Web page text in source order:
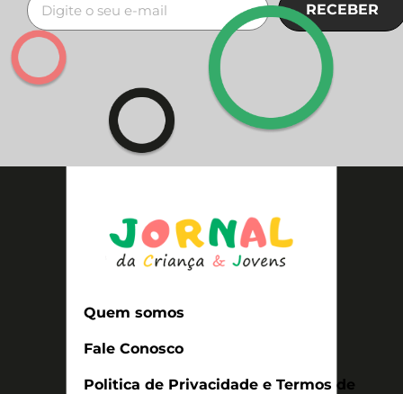
RECEBER
Quem somos
Fale Conosco
Politica de Privacidade e Termos de